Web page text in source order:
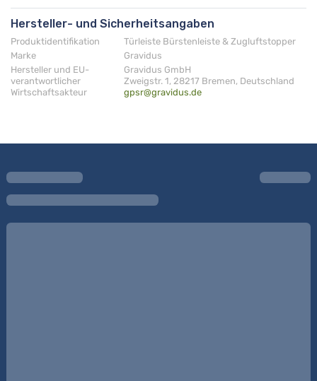
Hersteller- und Sicherheitsangaben
Produktidentifikation
Türleiste Bürstenleiste & Zugluftstopper
Marke
Gravidus
Hersteller und EU-
verantwortlicher
Wirtschaftsakteur
Gravidus GmbH
Zweigstr. 1, 28217 Bremen, Deutschland
gpsr@gravidus.de